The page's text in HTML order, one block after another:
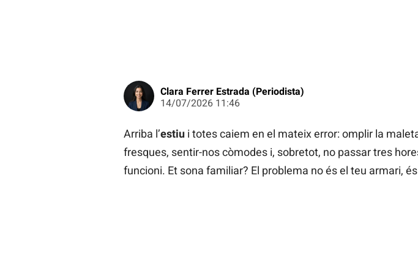
Clara Ferrer Estrada (Periodista)
14/07/2026 11:46
Arriba l’estiui totes caiem en el mateix error: omplir la
fresques, sentir-nos còmodes i, sobretot, no passar tres
funcioni. Et sona familiar? El problema no és el teu armari,